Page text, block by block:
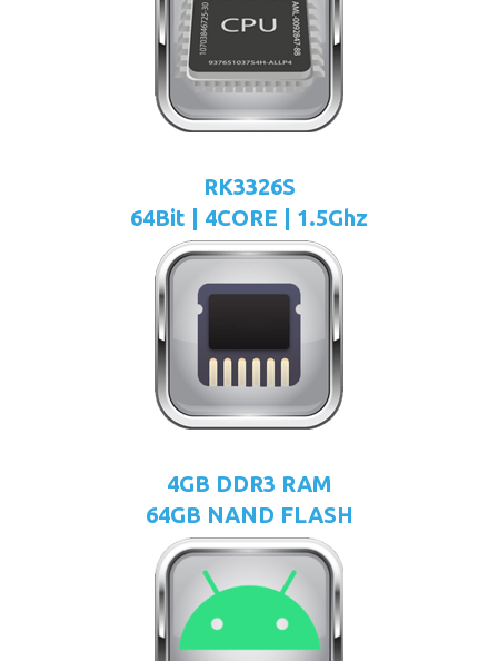
RK3326S
64Bit | 4CORE | 1.5Ghz
4GB DDR3 RAM
64GB NAND FLASH